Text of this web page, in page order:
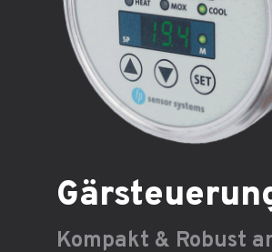
Kompakt & Robust